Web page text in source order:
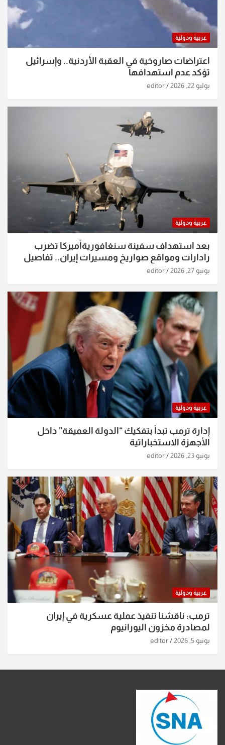
عربية ودولية
اعتراضات صاروخية في العقبة الأردنية.. وإسرائيل
تؤكد عدم استهدافها
يوليو 22, 2026 editor
عربية ودولية
بعد استهداف سفينة سنغافوريةأميركا تضرب
رادارات ومواقع صواريخ ومسيرات إيران.. تفاصيل
الساعات الماضية
يونيو 27, 2026 editor
عربية ودولية
إدارة ترمب تبدأ بتفكيك “الدولة العميقة” داخل
الأجهزة الاستخباراتية
يونيو 23, 2026 editor
عربية ودولية
ترمب: ناقشنا تنفيذ عملية عسكرية في إيران
لمصادرة مخزون اليورانيوم
يونيو 5, 2026 editor